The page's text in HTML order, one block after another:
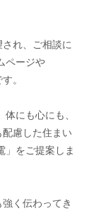
れ、ご相談に
ページや
。
にも心にも、
慮した住まい
」をご提案しま
く伝わってき